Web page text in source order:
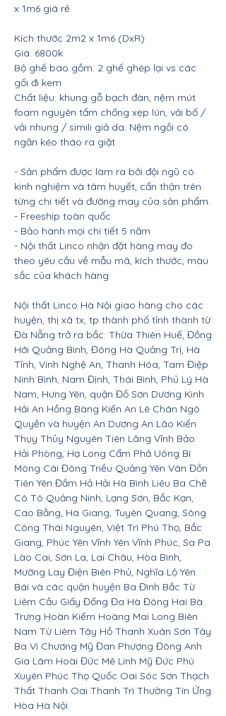
x 1m6 giá rẻ
Kích thước 2m2 x 1m6 (DxR)
Giá: 6800k
Bộ ghế bao gồm: 2 ghế ghép lại vs các
gối đi kem
Chất liệu: khung gỗ bạch đàn, nệm mút
foam nguyên tấm chống xẹp lún, vải bố /
vải nhung / simili giả da. Nệm ngồi có
ngăn kéo tháo ra giặt
- Sản phẩm được làm ra bởi đội ngũ có
kinh nghiệm và tâm huyết, cẩn thận trên
từng chi tiết và đường may của sản phẩm.
- Freeship toàn quốc
- Bảo hành mọi chi tiết 5 năm
- Nội thất Linco nhận đặt hàng may đo
theo yêu cầu về mẫu mã, kích thước, màu
sắc của khách hàng
Nội thất Linco Hà Nội giao hàng cho các
huyện, thị xã tx, tp thành phố tỉnh thành từ
Đà Nẵng trở ra bắc: Thừa Thiên Huế, Đồng
Hới Quảng Bình, Đông Hà Quảng Trị, Hà
Tĩnh, Vinh Nghệ An, Thanh Hóa, Tam Điệp
Ninh Bình, Nam Định, Thái Bình, Phủ Lý Hà
Nam, Hưng Yên, quận Đồ Sơn Dương Kinh
Hải An Hồng Bàng Kiến An Lê Chân Ngô
Quyền và huyện An Dương An Lão Kiến
Thụy Thủy Nguyên Tiên Lãng Vĩnh Bảo
Hải Phòng, Hạ Long Cẩm Phả Uông Bí
Móng Cái Đông Triều Quảng Yên Vân Đồn
Tiên Yên Đầm Hả Hải Hà Bình Liêu Ba Chẽ
Cô Tô Quảng Ninh, Lạng Sơn, Bắc Kạn,
Cao Bằng, Hà Giang, Tuyên Quang, Sông
Công Thái Nguyên, Việt Trì Phú Thọ, Bắc
Giang, Phúc Yên Vĩnh Yên Vĩnh Phúc, Sa Pa
Lào Cai, Sơn La, Lai Châu, Hòa Bình,
Mường Lay Điện Biên Phủ, Nghĩa Lộ Yên
Bái và các quận huyện Ba Đình Bắc Từ
Liêm Cầu Giấy Đống Đa Hà Đông Hai Bà
Trưng Hoàn Kiếm Hoàng Mai Long Biên
Nam Từ Liêm Tây Hồ Thanh Xuân Sơn Tây
Ba Vì Chương Mỹ Đan Phượng Đông Anh
Gia Lâm Hoài Đức Mê Linh Mỹ Đức Phú
Xuyên Phúc Thọ Quốc Oai Sóc Sơn Thạch
Thất Thanh Oai Thanh Trì Thường Tín Ứng
Hòa Hà Nội.